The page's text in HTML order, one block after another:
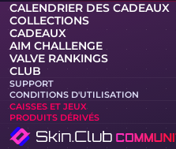
CALENDRIER DES CADEAUX
COLLECTIONS
CADEAUX
AIM CHALLENGE
VALVE RANKINGS
CLUB
SUPPORT
CONDITIONS D'UTILISATION
CAISSES ET JEUX
PRODUITS DÉRIVÉS